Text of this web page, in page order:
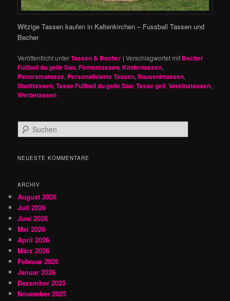
Witzige Tassen kaufen in Kaltenkirchen – Fussball Tassen und
Becher
Veröffentlicht unterTassen & Becher |Verschlagwortet mit Becher
Fußball du geile Sau,Firmentassen,Kindertassen,
Panoramatasse, Personalisierte Tassen,Souvenirtassen,
Stadttassen,Tasse Fußball du geile Sau,Tasse geil,Vereinstassen,
Werbetassen
u
h
NEUESTE KOMMENTARE
ARCHIV
August 2026
Juli 2026
Juni 2026
Mai 2026
April 2026
März 2026
Februar 2026
Januar 2026
Dezember 2025
November 2025